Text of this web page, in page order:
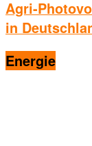
Agri-
in
Energie